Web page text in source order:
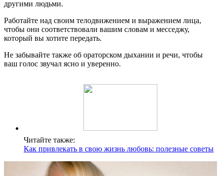
другими людьми.
Работайте над своим телодвижением и выражением лица,
чтобы они соответствовали вашим словам и месседжу,
который вы хотите передать.
Не забывайте также об ораторском дыхании и речи, чтобы
ваш голос звучал ясно и уверенно.
Читайте также:
Как привлекать в свою жизнь любовь: полезные советы